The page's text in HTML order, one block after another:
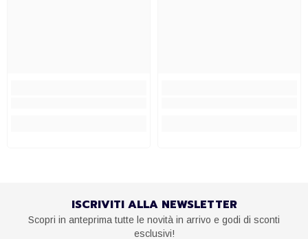
ISCRIVITI ALLA NEWSLETTER
Scopri in anteprima tutte le novità in arrivo e godi di sconti
esclusivi!